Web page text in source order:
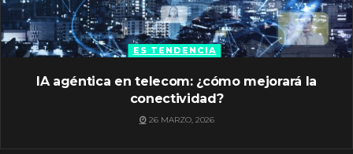
ES TENDENCIA
IA agéntica en telecom: ¿cómo mejorará la
conectividad?
26 MARZO, 2026